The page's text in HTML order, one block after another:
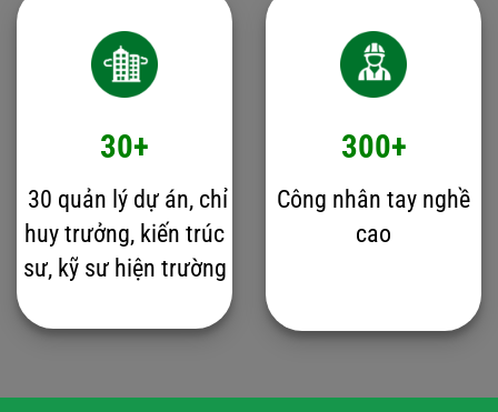
30+
30 quản lý dự án, chỉ
huy trưởng, kiến trúc
sư, kỹ sư hiện trường
300+
Công nhân tay nghề
cao